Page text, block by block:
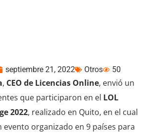
septiembre 21, 2022 Otros 50
, CEO de Licencias Online, envió un
que participaron en el LOL
2022, realizado en Quito, en el cual
evento organizado en 9 países para